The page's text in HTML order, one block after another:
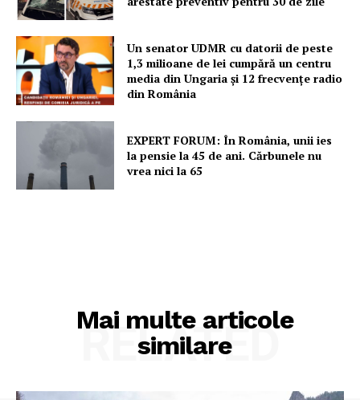
Un senator UDMR cu datorii de peste
1,3 milioane de lei cumpără un centru
media din Ungaria și 12 frecvențe radio
din România
EXPERT FORUM: În România, unii ies
la pensie la 45 de ani. Cărbunele nu
vrea nici la 65
Mai multe articole
similare
RELATED